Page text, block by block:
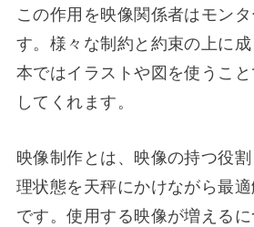
この作用を映像関係者はモン
す。様々な制約と約束の上に
本ではイラストや図を使うこ
してくれます。
映像制作とは、映像の持つ役
理状態を天秤にかけながら最
です。使用する映像が増える